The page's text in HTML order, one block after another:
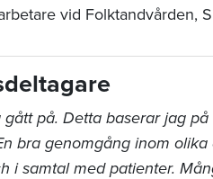
vid Folktandvården,
på. Detta baserar jag
bra genomgång inom
i samtal med patienter.